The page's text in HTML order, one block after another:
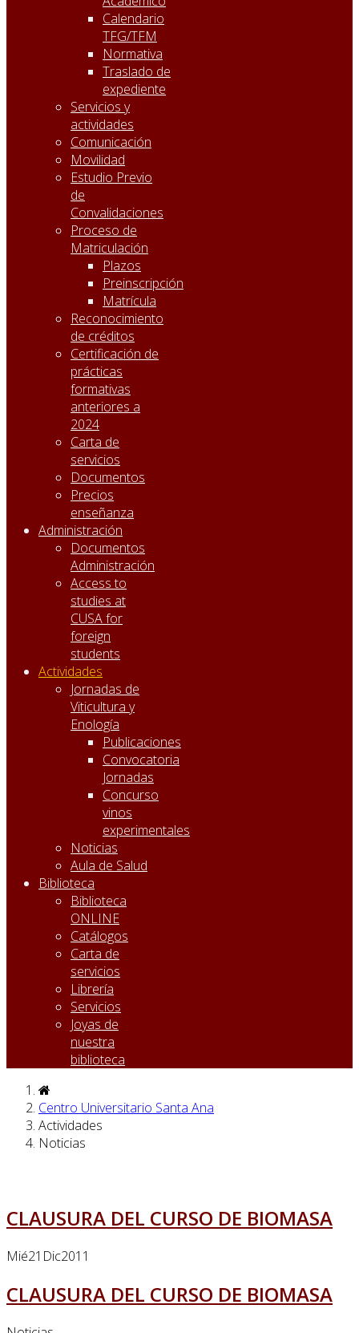
Calendario
TFG/TFM
Normativa
Traslado de
expediente
Servicios y
actividades
Comunicación
Movilidad
Estudio Previo
de
Convalidaciones
Proceso de
Matriculación
Plazos
Preinscripción
Matrícula
Reconocimiento
de créditos
Certificación de
prácticas
formativas
anteriores a
2024
Carta de
servicios
Documentos
Precios
enseñanza
Administración
Documentos
Administración
Access to
studies at
CUSA for
foreign
students
Actividades
Jornadas de
Viticultura y
Enología
Publicaciones
Convocatoria
Jornadas
Concurso
vinos
experimentales
Noticias
Aula de Salud
Biblioteca
Biblioteca
ONLINE
Catálogos
Carta de
servicios
Librería
Servicios
Joyas de
nuestra
biblioteca
Centro Universitario Santa Ana
Actividades
Noticias
CLAUSURA DEL CURSO DE BIOMASA
Mié21 Dic2011
CLAUSURA DEL CURSO DE BIOMASA